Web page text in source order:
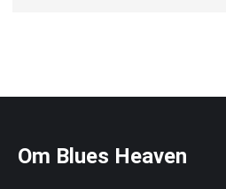
Om Blues Heaven